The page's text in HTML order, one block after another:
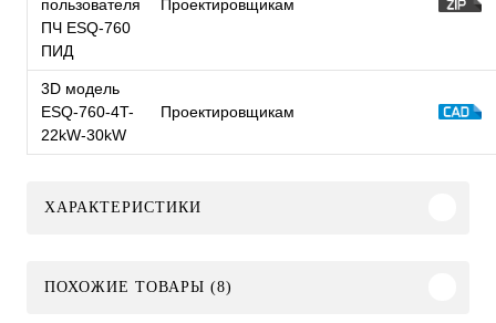
пользователя
ПЧ ESQ-760
ПИД
Проектировщикам
3D модель
ESQ-760-4T-
22kW-30kW
Проектировщикам
ХАРАКТЕРИСТИКИ
ПОХОЖИЕ ТОВАРЫ (8)